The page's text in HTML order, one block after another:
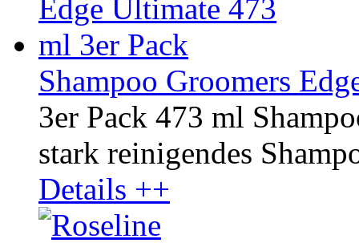
Shampoo Groomers
3er Pack 473 ml
stark reinigendes
Details ++